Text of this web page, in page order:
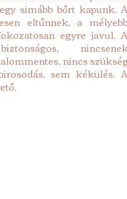
simább bőrt kapunk.
eltűnnek, a
egyre javul.
nincs
sem kékülés.